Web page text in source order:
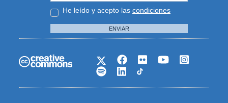
He leído y acepto las condiciones
ENVIAR